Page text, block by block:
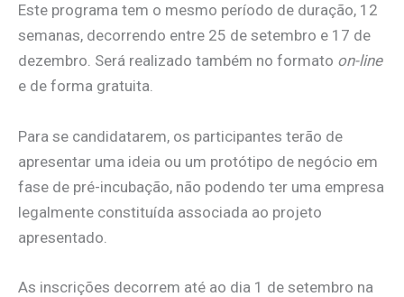
Este programa tem o mesmo período de duração, 12
semanas, decorrendo entre 25 de setembro e 17 de
dezembro. Será realizado também no formato on-line
e de forma gratuita.
Para se candidatarem, os participantes terão de
apresentar uma ideia ou um protótipo de negócio em
fase de pré-incubação, não podendo ter uma empresa
legalmente constituída associada ao projeto
apresentado.
As inscrições decorrem até ao dia 1 de setembro na